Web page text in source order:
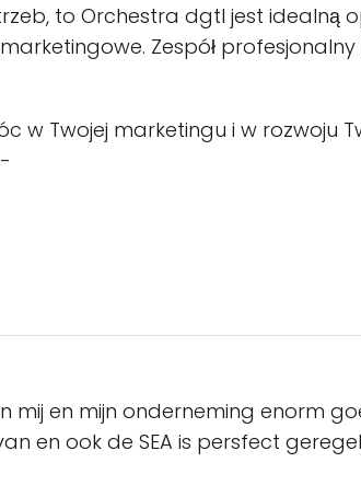
to Orchestra dgtl jest idealną
Zespół
w Twojej marketingu i w rozwoju
mij en mijn onderneming enorm
en ook de SEA is persfect